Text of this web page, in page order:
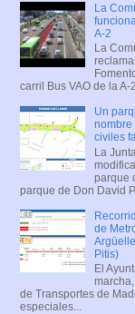
La
A-2
La
carril Bus VAO de la A-
Un
nombre
civiles
La
parque
parque de Don David
de
Pitis)
El
de Transportes de
especiales...